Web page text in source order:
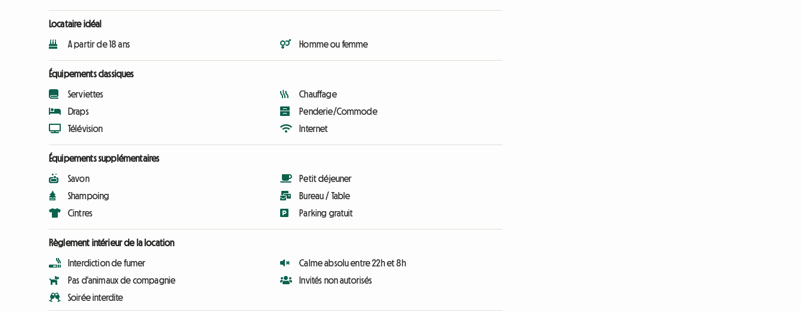
Locataire idéal
A partir de 18 ans Homme ou femme
Équipements classiques
Serviettes
Draps
Télévision
Chauffage
Penderie/Commode
Internet
Équipements supplémentaires
Savon
Shampoing
Cintres
Petit déjeuner
Bureau / Table
Parking gratuit
Règlement intérieur de la location
Interdiction de fumer
Pas d'animaux de compagnie
Soirée interdite
Calme absolu entre 22h et 8h
Invités non autorisés